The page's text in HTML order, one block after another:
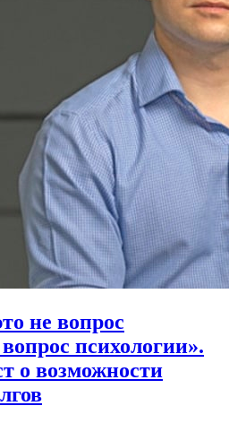
не вопрос
психологии».
о возможности